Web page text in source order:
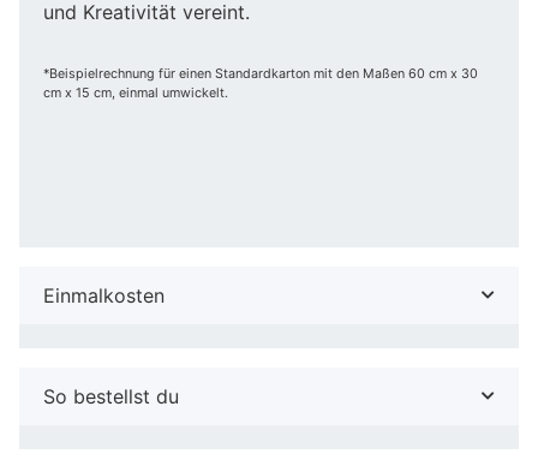
und Kreativität vereint.
*Beispielrechnung für einen Standardkarton mit den Maßen 60 cm x 30
cm x 15 cm, einmal umwickelt.
Einmalkosten
So bestellst du